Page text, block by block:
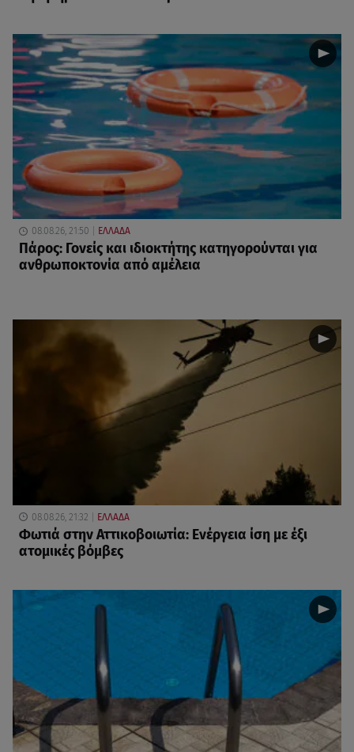
08.08.26, 21:50 ΕΛΛΑΔΑ
Πάρος: Γονείς και ιδιοκτήτης κατηγορούνται για
ανθρωποκτονία από αμέλεια
08.08.26, 21:32 ΕΛΛΑΔΑ
Φωτιά στην Αττικοβοιωτία: Ενέργεια ίση με έξι
ατομικές βόμβες